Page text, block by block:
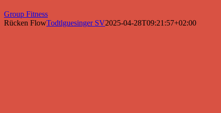
Group Fitness
Rücken FlowTodtlguesinger SV2025-04-28T09:21:57+02:00